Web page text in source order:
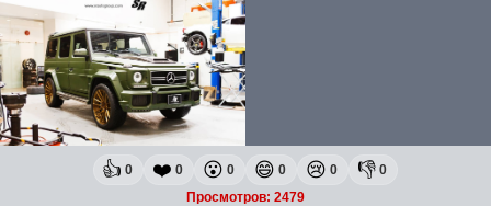
👍 0 ❤️ 0 😮 0 😄 0 😢 0 👎 0
Просмотров: 2479